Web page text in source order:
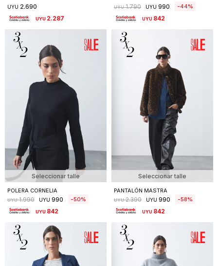
UYU 2.690
UYU 2.287
UYU 1.790 UYU 990 44
UYU 842
Seleccionar talle
POLERA CORNELIA
UYU 1.990 UYU 990 50
UYU 842
Seleccionar talle
PANTALÓN MASTRA
UYU 2.390 UYU 990 58
UYU 842